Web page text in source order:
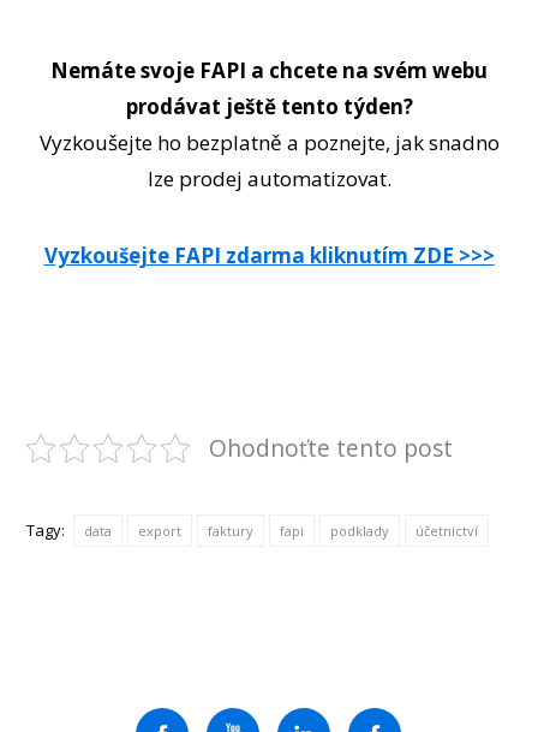
Nemáte svoje FAPI a chcete na svém webu
prodávat ještě tento týden?
Vyzkoušejte ho bezplatně a poznejte, jak snadno
lze prodej automatizovat.
Vyzkoušejte FAPI zdarma kliknutím ZDE >>>
Ohodnoťte tento post
Tagy: data export faktury fapi podklady účetnictví